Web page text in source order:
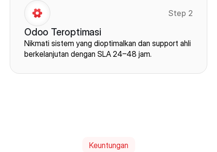
Step 2
Odoo Teroptimasi
Nikmati sistem yang dioptimalkan dan support ahli
berkelanjutan dengan SLA 24–48 jam.
Keuntungan